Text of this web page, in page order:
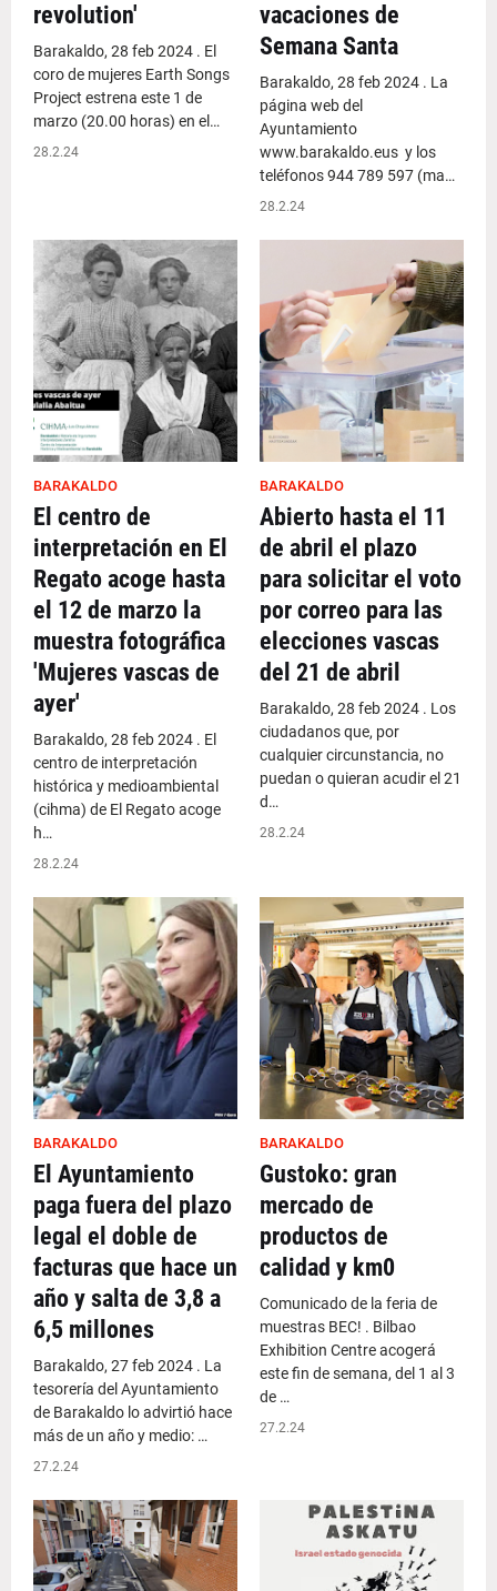
revolution'
Barakaldo, 28 feb 2024 . El
coro de mujeres Earth Songs
Project estrena este 1 de
marzo (20.00 horas) en el…
28.2.24
vacaciones de
Semana Santa
Barakaldo, 28 feb 2024 . La
página web del
Ayuntamiento
www.barakaldo.eus y los
teléfonos 944 789 597 (ma…
28.2.24
BARAKALDO
El centro de
interpretación en El
Regato acoge hasta
el 12 de marzo la
muestra fotográfica
'Mujeres vascas de
ayer'
Barakaldo, 28 feb 2024 . El
centro de interpretación
histórica y medioambiental
(cihma) de El Regato acoge
h…
28.2.24
BARAKALDO
Abierto hasta el 11
de abril el plazo
para solicitar el voto
por correo para las
elecciones vascas
del 21 de abril
Barakaldo, 28 feb 2024 . Los
ciudadanos que, por
cualquier circunstancia, no
puedan o quieran acudir el 21
d…
28.2.24
BARAKALDO
El Ayuntamiento
paga fuera del plazo
legal el doble de
facturas que hace un
año y salta de 3,8 a
6,5 millones
Barakaldo, 27 feb 2024 . La
tesorería del Ayuntamiento
de Barakaldo lo advirtió hace
más de un año y medio: …
27.2.24
BARAKALDO
Gustoko: gran
mercado de
productos de
calidad y km0
Comunicado de la feria de
muestras BEC! . Bilbao
Exhibition Centre acogerá
este fin de semana, del 1 al 3
de …
27.2.24